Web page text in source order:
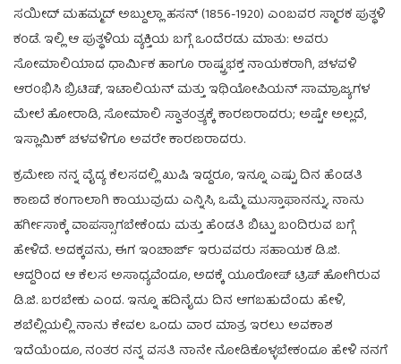
ಸಯೀದ್ ಮಹಮ್ಮದ್ ಅಬ್ದುಲ್ಲಾ ಹಸನ್ (1856-1920) ಎಂಬವರ ಸ್ಮಾರಕ ಪುತ್ಥಳಿ
ಕಂಡೆ. ಇಲ್ಲಿ ಆ ಪುತ್ಥಳಿಯ ವ್ಯಕ್ತಿಯ ಬಗ್ಗೆ ಒಂದೆರಡು ಮಾತು: ಅವರು
ಸೋಮಾಲಿಯಾದ ಧಾರ್ಮಿಕ ಹಾಗೂ ರಾಷ್ಟ್ರಭಕ್ತ ನಾಯಕರಾಗಿ, ಚಳವಳಿ
ಆರಂಭಿಸಿ ಬ್ರಿಟಿಷ್, ಇಟಾಲಿಯನ್ ಮತ್ತು ಇಥಿಯೋಪಿಯನ್ ಸಾಮ್ರಾಜ್ಯಗಳ
ಮೇಲೆ ಹೋರಾಡಿ, ಸೋಮಾಲಿ ಸ್ವಾತಂತ್ರ್ಯಕ್ಕೆ ಕಾರಣರಾದರು; ಅಷ್ಟೇ ಅಲ್ಲದೆ,
ಇಸ್ಲಾಮಿಕ್ ಚಳವಳಿಗೂ ಅವರೇ ಕಾರಣರಾದರು.
ಕ್ರಮೇಣ ನನ್ನ ವೈದ್ಯ ಕೆಲಸದಲ್ಲಿ ಖುಷಿ ಇದ್ದರೂ, ಇನ್ನೂ ಎಷ್ಟು ದಿನ ಹೆಂಡತಿ
ಕಾಣದೆ ಕಂಗಾಲಾಗಿ ಕಾಯುವುದು ಎನ್ನಿಸಿ, ಒಮ್ಮೆ ಮುಸ್ತಾಫಾನನ್ನು, ನಾನು
ಹರ್ಗೀಸಾಕ್ಕೆ ವಾಪಸ್ಸಾಗಬೇಕೆಂದು ಮತ್ತು ಹೆಂಡತಿ ಬಿಟ್ಟು ಬಂದಿರುವ ಬಗ್ಗೆ
ಹೇಳಿದೆ. ಅದಕ್ಕವನು, ಈಗ ಇಂಚಾರ್ಜ್ ಇರುವವರು ಸಹಾಯಕ ಡಿ.ಜಿ.
ಆದ್ದರಿಂದ ಆ ಕೆಲಸ ಅಸಾಧ್ಯವೆಂದೂ, ಅದಕ್ಕೆ ಯೂರೋಪ್ ಟ್ರಿಪ್ ಹೋಗಿರುವ
ಡಿ.ಜಿ. ಬರಬೇಕು ಎಂದ. ಇನ್ನೂ ಹದಿನೈದು ದಿನ ಆಗಬಹುದೆಂದು ಹೇಳಿ,
ಶಬೆಲ್ಲಿಯಲ್ಲಿ ನಾನು ಕೇವಲ ಒಂದು ವಾರ ಮಾತ್ರ ಇರಲು ಅವಕಾಶ
ಇದೆಯೆಂದೂ, ನಂತರ ನನ್ನ ವಸತಿ ನಾನೇ ನೋಡಿಕೊಳ್ಳಬೇಕಂದೂ ಹೇಳಿ ನನಗೆ